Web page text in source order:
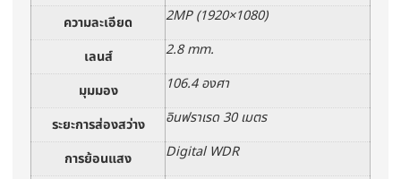
ความละเอียด 2MP (1920×1080)
เลนส์ 2.8 mm.
มุมมอง 106.4 องศา
ระยะการส่องสว่าง อินฟราเรด 30 เมตร
การย้อนแสง
Digital WDR